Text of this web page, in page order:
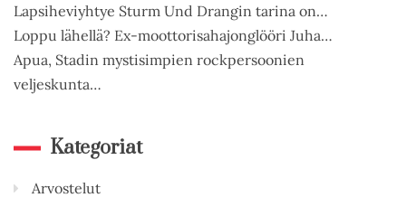
Lapsiheviyhtye Sturm Und Drangin tarina on…
Loppu lähellä? Ex-moottorisahajonglööri Juha…
Apua, Stadin mystisimpien rockpersoonien
veljeskunta…
Kategoriat
Arvostelut